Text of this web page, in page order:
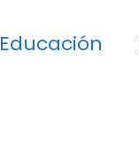
Educación